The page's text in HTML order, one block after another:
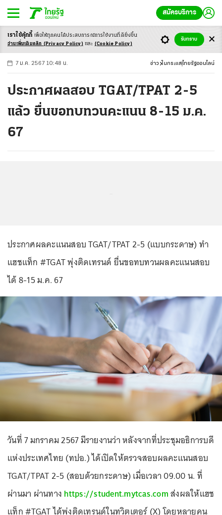
สมัครบริการ
-ก ก ก+
7 ม.ค. 2567 10:48 น. ข่าว ในกระแส ไทยรัฐออนไลน์
ประกาศผลสอบ TGAT/TPAT 2-5
แล้ว ยื่นขอทบทวนคะแนน 8-15 ม.ค.
67
ประกาศผลคะแนนสอบ TGAT/TPAT 2-5 (แบบกระดาษ) ทำ
แฮชแท็ก #TGAT พุ่งติดเทรนด์ ยื่นขอทบทวนผลคะแนนสอบ
ได้ 8-15 ม.ค. 67
วันที่ 7 มกราคม 2567 มีรายงานว่า หลังจากที่ประชุมอธิการบดี
แห่งประเทศไทย (ทปอ.) ได้เปิดให้ตรวจสอบผลคะแนนสอบ
TGAT/TPAT 2-5 (สอบด้วยกระดาษ) เมื่อเวลา 09.00 น. ที่
ผ่านมา ผ่านทาง https://student.mytcas.comส่งผลให้แฮช
แท็ก #TGAT ได้พุ่งติดเทรนด์ในทวิตเตอร์ (X) โดยหลายคน
เราใช้คุ้กกี้ เพื่อให้ทุกคนได้ประสบการณ์การใช้งานที่ดียิ่งขึ้น
อ่านเพิ่มเติมคลิก (Privacy Policy) และ (Cookie Policy)
รับทราบ